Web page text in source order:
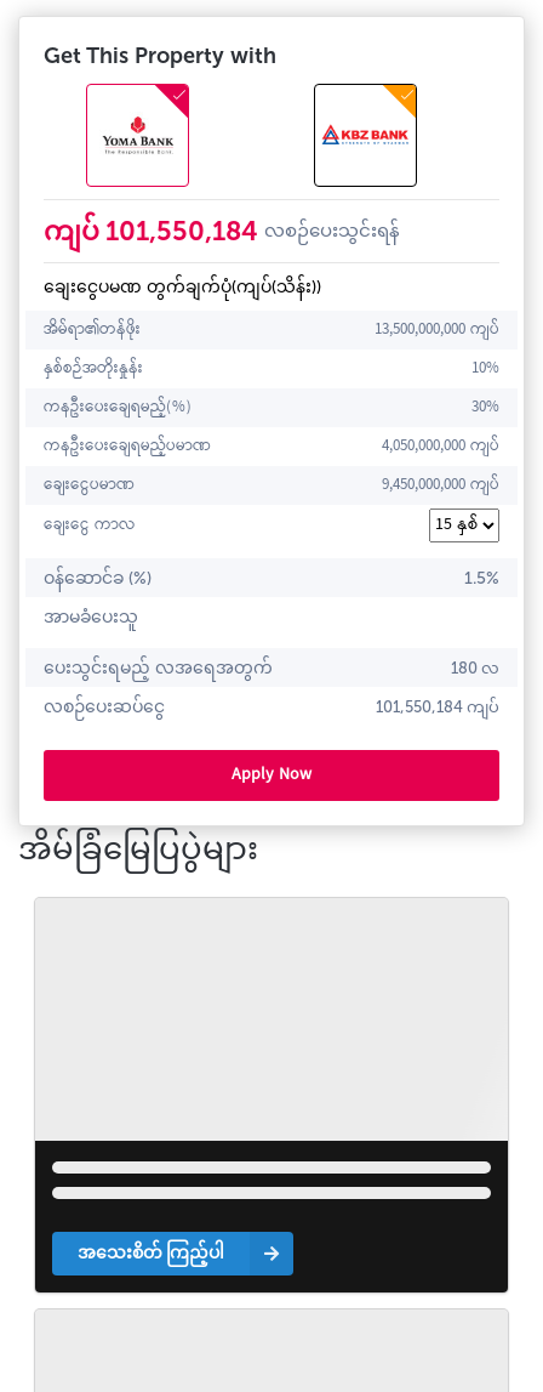
Get This Property with
ကျပ် 101,550,184 လစဉ်ပေးသွင်းရန်
ချေးငွေပမဏ တွက်ချက်ပုံ(ကျပ်(သိန်း))
အိမ်ရာ၏တန်ဖိုး
13,500,000,000 ကျပ်
နှစ်စဉ်အတိုးနှုန်း
10%
ကနဦးပေးချေရမည့်(%)
30%
ကနဦးပေးချေရမည့်ပမာဏ
4,050,000,000 ကျပ်
ချေးငွေပမာဏ
9,450,000,000 ကျပ်
ချေးငွေ ကာလ
ဝန်ဆောင်ခ (%)
1.5%
အာမခံပေးသူ
ပေးသွင်းရမည့် လအရေအတွက် 180 လ
လစဉ်ပေးဆပ်ငွေ 101,550,184 ကျပ်
Apply Now
အိမ်ခြံမြေပြပွဲများ
အသေးစိတ် ကြည့်ပါ